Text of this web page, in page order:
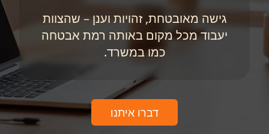
גישה מאובטחת, זהויות וענן – שהצוות
יעבוד מכל מקום באותה רמת אבטחה
כמו במשרד.
דברו איתנו